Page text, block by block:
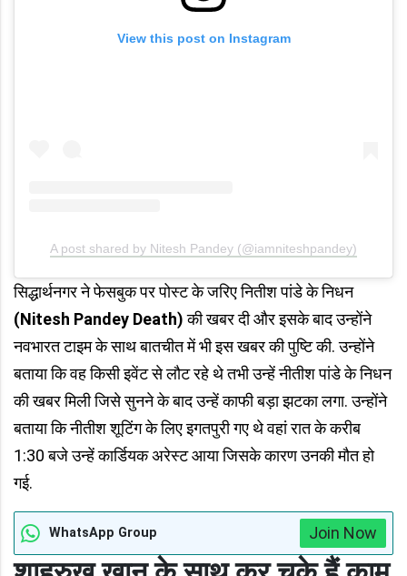
View this post on Instagram
A post shared by Nitesh Pandey (@iamniteshpandey)
सिद्धार्थनगर ने फेसबुक पर पोस्ट के जरिए नितीश पांडे के निधन
(Nitesh Pandey Death)की खबर दी और इसके बाद उन्होंने
नवभारत टाइम के साथ बातचीत में भी इस खबर की पुष्टि की. उन्होंने
बताया कि वह किसी इवेंट से लौट रहे थे तभी उन्हें नीतीश पांडे के निधन
की खबर मिली जिसे सुनने के बाद उन्हें काफी बड़ा झटका लगा. उन्होंने
बताया कि नीतीश शूटिंग के लिए इगतपुरी गए थे वहां रात के करीब
1:30 बजे उन्हें कार्डियक अरेस्ट आया जिसके कारण उनकी मौत हो
गई.
WhatsApp Group Join Now